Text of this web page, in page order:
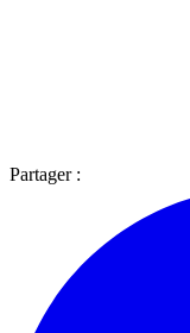
Partager :